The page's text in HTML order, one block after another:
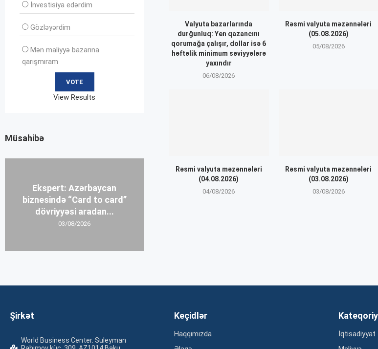
Valyuta bazarlarında
durğunluq: Yen qazancını
qorumağa çalışır, dollar isə 6
həftəlik minimum səviyyələrə
yaxındır
06/08/2026
Rəsmi valyuta məzənnələri
(05.08.2026)
05/08/2026
Rəsmi valyuta məzənnələri
(04.08.2026)
04/08/2026
Rəsmi valyuta məzənnələri
(03.08.2026)
03/08/2026
İnvеstisiya edərdim
Gözləyərdim
Mən maliyyə bazarına
qarışmıram
View Results
Müsahibə
Ekspert: Azərbaycan
biznesində “Card to card”
dövriyyəsi aradan...
03/08/2026
Şirkət
World Business Center. Suleyman
Keçidlər
Haqqımızda
İqtisadiyyat